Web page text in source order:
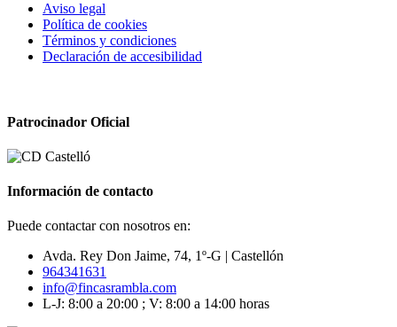
Aviso legal
Política de cookies
Términos y condiciones
Declaración de accesibilidad
Patrocinador Oficial
Información de contacto
Puede contactar con nosotros en:
Avda. Rey Don Jaime, 74, 1º-G | Castellón
964341631
info@fincasrambla.com
L-J: 8:00 a 20:00 ; V: 8:00 a 14:00 horas